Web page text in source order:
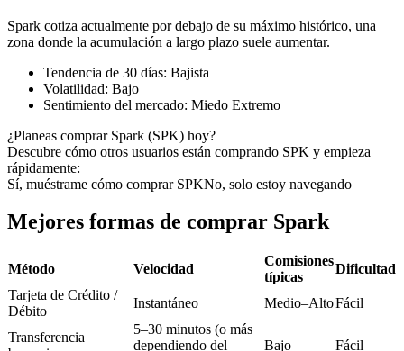
Futuros del USDC
Futuros que utilizan USDC como garantía
Copiar Trading
Spark cotiza actualmente por debajo de su máximo histórico, una
zona donde la acumulación a largo plazo suele aumentar.
Tendencia de 30 días: Bajista
Volatilidad: Bajo
Sentimiento del mercado: Miedo Extremo
¿Planeas comprar Spark (SPK) hoy?
Descubre cómo otros usuarios están comprando SPK y empieza
rápidamente:
Sí, muéstrame cómo comprar SPKNo, solo estoy navegando
Mejores formas de comprar Spark
Método Velocidad
Comisiones
típicas
Dificultad
Tarjeta de Crédito /
Débito
Instantáneo Medio–AltoFácil
Transferencia
5–30 minutos (o más
dependiendo del
Bajo Fácil